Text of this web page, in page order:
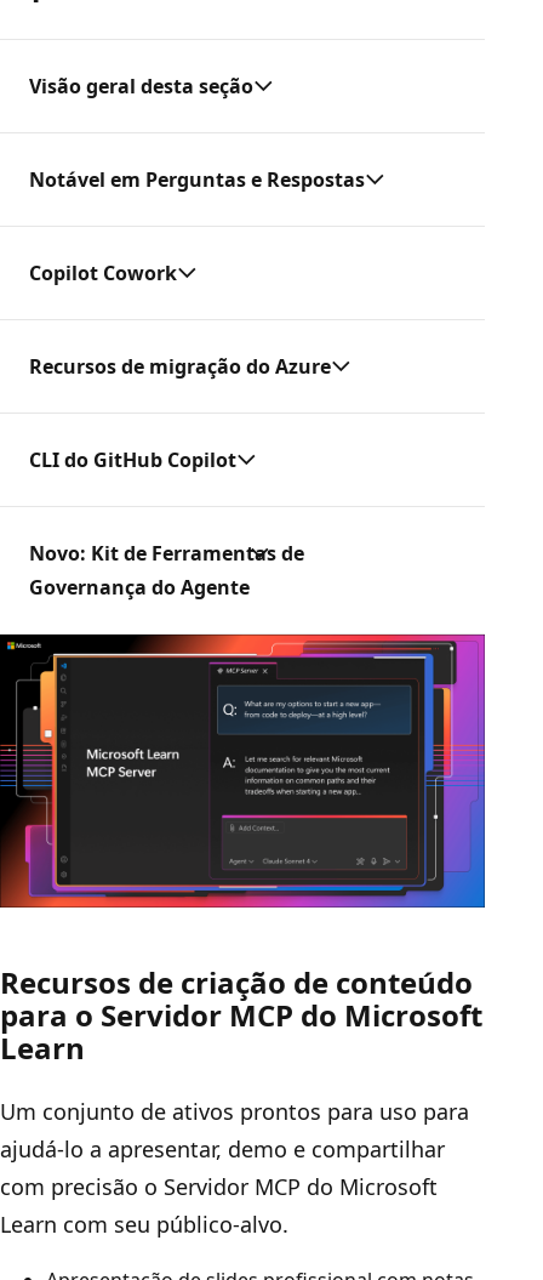
Visão geral desta seção
Notável em Perguntas e Respostas
Copilot Cowork
Recursos de migração do Azure
CLI do GitHub Copilot
Novo: Kit de Ferramentas de
Governança do Agente
Recursos de criação de conteúdo
para o Servidor MCP do Microsoft
Learn
Um conjunto de ativos prontos para uso para
ajudá-lo a apresentar, demo e compartilhar
com precisão o Servidor MCP do Microsoft
Learn com seu público-alvo.